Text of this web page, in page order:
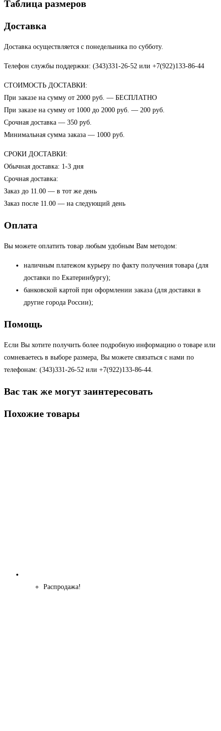
Таблица размеров
Доставка
Доставка осуществляется с понедельника по субботу.
Телефон службы поддержки: (343)331-26-52 или +7(922)133-86-44
СТОИМОСТЬ ДОСТАВКИ:
При заказе на сумму от 2000 руб. — БЕСПЛАТНО
При заказе на сумму от 1000 до 2000 руб. — 200 руб.
Срочная доставка — 350 руб.
Минимальная сумма заказа — 1000 руб.
СРОКИ ДОСТАВКИ:
Обычная доставка: 1-3 дня
Срочная доставка:
Заказ до 11.00 — в тот же день
Заказ после 11.00 — на следующий день
Оплата
Вы можете оплатить товар любым удобным Вам методом:
наличным платежом курьеру по факту получения товара (для
доставки по Екатеринбургу);
банковской картой при оформлении заказа (для доставки в
другие города России);
Помощь
Если Вы хотите получить более подробную информацию о товаре или
сомневаетесь в выборе размера, Вы можете связаться с нами по
телефонам: (343)331-26-52 или +7(922)133-86-44.
Вас так же могут заинтересовать
Похожие товары
Распродажа!